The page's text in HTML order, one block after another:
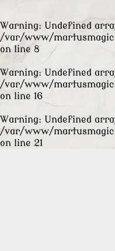
Warning: Undefined
/var/www/
on line 8
Warning: Undefined
/var/www/
on line 16
Warning: Undefined
/var/www/
on line 21